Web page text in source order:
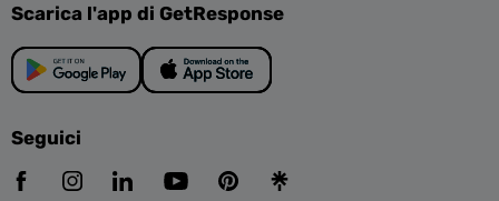
Scarica l'app di GetResponse
Seguici